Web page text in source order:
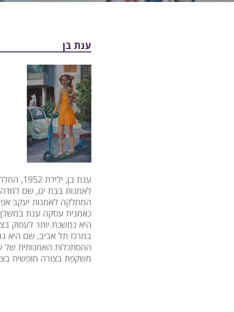
ענת בן
ענת
לאמנות בבת ים, שם למדה
המחלקה לאמנות יעקב
כאמנית עסקה ענת במשלך
היא נמשכת יותר לעסוק
במרכז תל אביב, שם היא
ההסתכלות האמנותית של
משקפת בצורה חופשית